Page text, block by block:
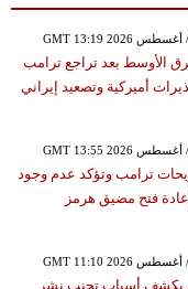
الأوسط بعد تراجع ترامب
أميركية وتصعيد إيراني
ترامب وتؤكد عدم وجود
فتح مضيق هرمز
يكشف أسباب تجنب نشر